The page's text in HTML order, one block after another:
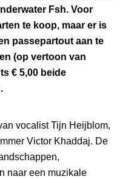
Fsh. Voor
te koop, maar er is
passepartout aan te
(op vertoon van
€ 5,00 beide
vocalist Tijn Heijblom,
Victor Khaddaj. De
naar een muzikale